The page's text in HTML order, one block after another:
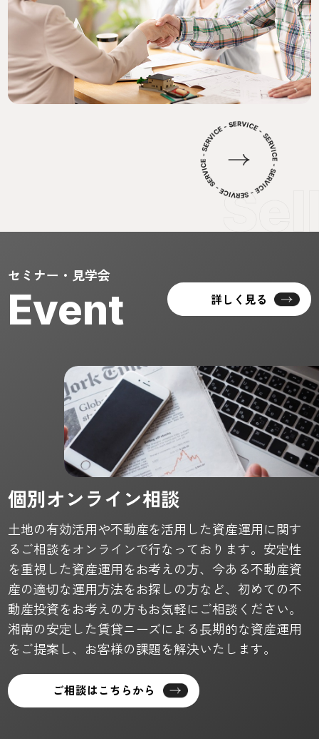
セミナー・見学会
Event 詳しく見る
個別オンライン相談
土地の有効活用や不動産を活用した資産運用に関す
るご相談をオンラインで行なっております。安定性
を重視した資産運用をお考えの方、今ある不動産資
産の適切な運用方法をお探しの方など、初めての不
動産投資をお考えの方もお気軽にご相談ください。
湘南の安定した賃貸ニーズによる長期的な資産運用
をご提案し、お客様の課題を解決いたします。
ご相談はこちらから